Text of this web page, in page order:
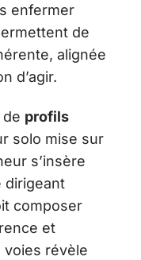
enfermer
de
alignée
d’agir.
profils
solo mise sur
s’insère
dirigeant
composer
et
voies révèle